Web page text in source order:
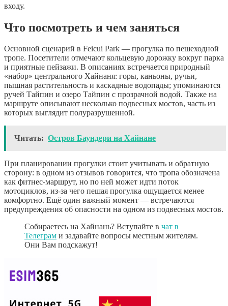
входу.
Что посмотреть и чем заняться
Основной сценарий в Feicui Park — прогулка по пешеходной
тропе. Посетители отмечают кольцевую дорожку вокруг парка
и приятные пейзажи. В описаниях встречается природный
«набор» центрального Хайнаня: горы, каньоны, ручьи,
пышная растительность и каскадные водопады; упоминаются
ручей Тайпин и озеро Тайпин с прозрачной водой. Также на
маршруте описывают несколько подвесных мостов, часть из
которых выглядит полуразрушенной.
Читать: Остров Баундери на Хайнане
При планировании прогулки стоит учитывать и обратную
сторону: в одном из отзывов говорится, что тропа обозначена
как фитнес-маршрут, но по ней может идти поток
мотоциклов, из-за чего пешая прогулка ощущается менее
комфортно. Ещё один важный момент — встречаются
предупреждения об опасности на одном из подвесных мостов.
Собираетесь на Хайнань? Вступайте в чат в
Телеграм и задавайте вопросы местным жителям.
Они Вам подскажут!